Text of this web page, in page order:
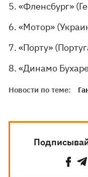
5. «Фленсбург»
6. «Мотор»
7. «Порту»
8. «Динамо
Новости по теме: